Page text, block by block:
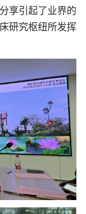
享引起了业界的
研究枢纽所发挥